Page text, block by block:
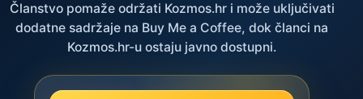
Članstvo pomaže održati Kozmos.hr i može uključivati
dodatne sadržaje na Buy Me a Coffee, dok članci na
Kozmos.hr-u ostaju javno dostupni.